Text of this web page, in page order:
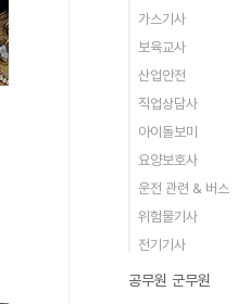
가스기사
보육교사
산업안전
직업상담사
아이돌보미
요양보호사
운전 관련 & 버스
위험물기사
전기기사
공무원 군무원